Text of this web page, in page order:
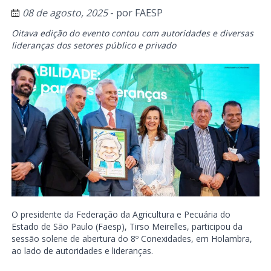
08 de agosto, 2025- por FAESP
Oitava edição do evento contou com autoridades e diversas
lideranças dos setores público e privado
O presidente da Federação da Agricultura e Pecuária do
Estado de São Paulo (Faesp), Tirso Meirelles, participou da
sessão solene de abertura do 8º Conexidades, em Holambra,
ao lado de autoridades e lideranças.